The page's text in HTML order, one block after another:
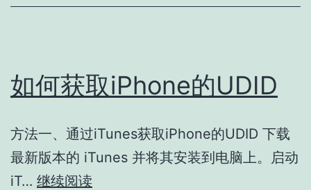
如何获取iPhone的UDID
方法一、通过iTunes获取iPhone的UDID 下载
最新版本的 iTunes 并将其安装到电脑上。启动
iT… 继续阅读